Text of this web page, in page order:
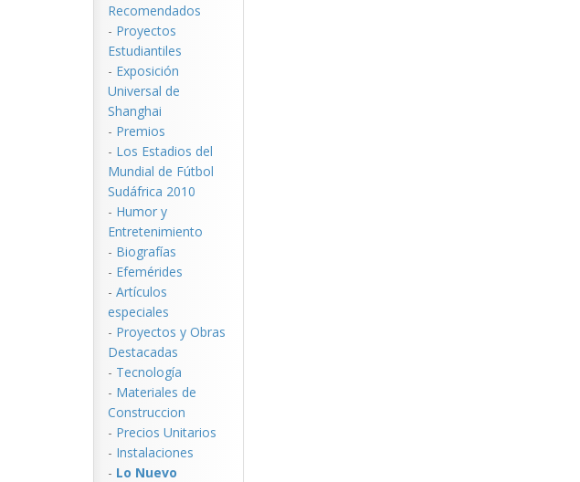
Recomendados
- Proyectos
Estudiantiles
- Exposición
Universal de
Shanghai
- Premios
- Los Estadios del
Mundial de Fútbol
Sudáfrica 2010
- Humor y
Entretenimiento
- Biografías
- Efemérides
- Artículos
especiales
- Proyectos y Obras
Destacadas
- Tecnología
- Materiales de
Construccion
- Precios Unitarios
- Instalaciones
- Lo Nuevo